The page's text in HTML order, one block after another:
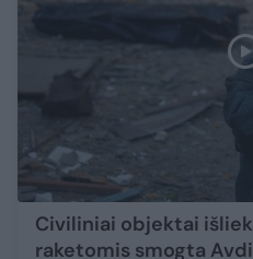
Civiliniai objektai
raketomis smogta